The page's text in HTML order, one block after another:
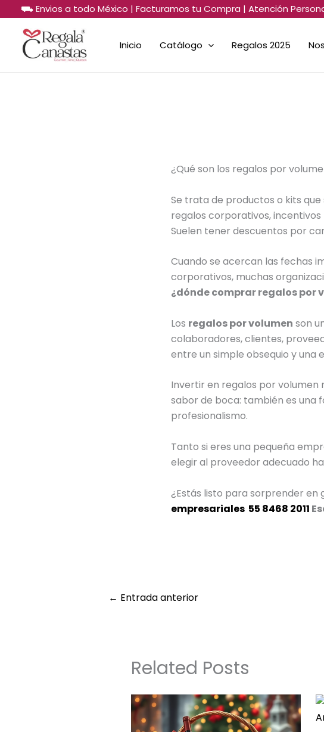
al
contenido
⛟ Envios a todo México | Facturamos tu Compra | Atención
Inicio Catálogo Regalos 2025
¿Qué son los regalos por
Se trata de productos o kits
regalos corporativos,
Suelen tener descuentos por
Cuando se acercan las fechas
corporativos, muchas
¿dónde comprar regalos por
Los regalos por volumen son
colaboradores, clientes,
entre un simple obsequio y una
Invertir en regalos por volumen
sabor de boca: también es una
profesionalismo.
Tanto si eres una pequeña
elegir al proveedor adecuado
¿Estás listo para sorprender en
empresariales 55 8468 2011
← Entrada anterior
Related Posts